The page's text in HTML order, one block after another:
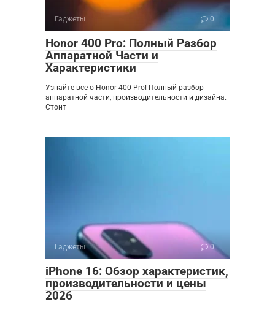
Гаджеты 0
Honor 400 Pro: Полный Разбор
Аппаратной Части и
Характеристики
Узнайте все о Honor 400 Pro! Полный разбор
аппаратной части, производительности и дизайна.
Стоит
Гаджеты 0
iPhone 16: Обзор характеристик,
производительности и цены
2026